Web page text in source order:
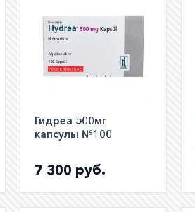
Гидреа 500мг
капсулы №100
7 300 руб.